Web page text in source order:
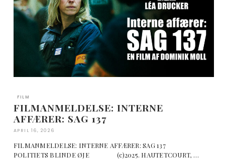
FILM
FILMANMELDELSE: INTERNE
AFFÆRER: SAG 137
APRIL 16, 2026
FILMANMELDELSE: INTERNE AFFÆRER: SAG 137
POLITIETS BLINDE ØJE (c)2025. HAUTETCOURT, …